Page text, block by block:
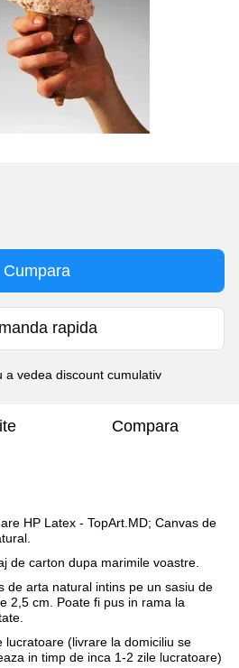
Cumpara
rapida
a vedea discount cumulativ
Compara
HP Latex - TopArt.MD; Canvas de
de сarton dupa marimile voastre.
de arta natural intins pe un sasiu de
2,5 cm. Poate fi pus in rama la
lucratoare (livrare la domiciliu se
in timp de inca 1-2 zile lucratoare)